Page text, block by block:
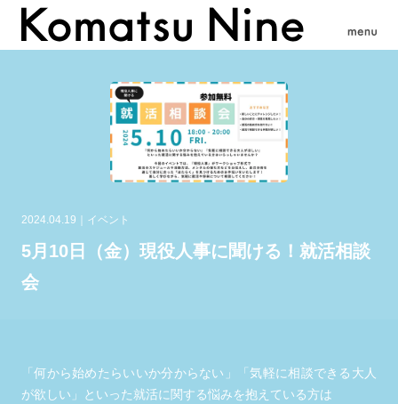
2024.04.19 イベント
5月10日（金）現役人事に聞ける！就活相談
会
「何から始めたらいいか分からない」「気軽に相談できる大人
が欲しい」といった就活に関する悩みを抱えている方は